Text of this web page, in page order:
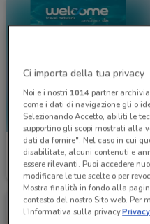
Welcome Travel
Scade il 30/09 134 m
Ci importa della tua privacy
Noi e i nostri 1014partner
come i dati di navigazione gli o
Selezionando Accetto, abiliti le
supportino gli scopi mostrati alla
dati da fornire". Nel caso in cui
disabilitate, alcuni contenuti e
essere rilevanti. Puoi accedere
modificare le tue scelte o per
Mostra finalità in fondo alla
contesto del nostro Sito web. Per
l'Informativa sulla privacy.